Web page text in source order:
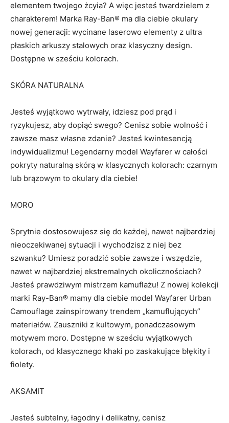
elementem twojego żcyia? A więc jesteś twardzielem z
charakterem! Marka Ray-Ban® ma dla ciebie okulary
nowej generacji: wycinane laserowo elementy z ultra
płaskich arkuszy stalowych oraz klasyczny design.
Dostępne w sześciu kolorach.
SKÓRA NATURALNA
Jesteś wyjątkowo wytrwały, idziesz pod prąd i
ryzykujesz, aby dopiąć swego? Cenisz sobie wolność i
zawsze masz własne zdanie? Jesteś kwintesencją
indywidualizmu! Legendarny model Wayfarer w całości
pokryty naturalną skórą w klasycznych kolorach: czarnym
lub brązowym to okulary dla ciebie!
MORO
Sprytnie dostosowujesz się do każdej, nawet najbardziej
nieoczekiwanej sytuacji i wychodzisz z niej bez
szwanku? Umiesz poradzić sobie zawsze i wszędzie,
nawet w najbardziej ekstremalnych okolicznościach?
Jesteś prawdziwym mistrzem kamuflażu! Z nowej kolekcji
marki Ray-Ban® mamy dla ciebie model Wayfarer Urban
Camouflage zainspirowany trendem „kamuflujących”
materiałów. Zauszniki z kultowym, ponadczasowym
motywem moro. Dostępne w sześciu wyjątkowych
kolorach, od klasycznego khaki po zaskakujące błękity i
fiolety.
AKSAMIT
Jesteś subtelny, łagodny i delikatny, cenisz